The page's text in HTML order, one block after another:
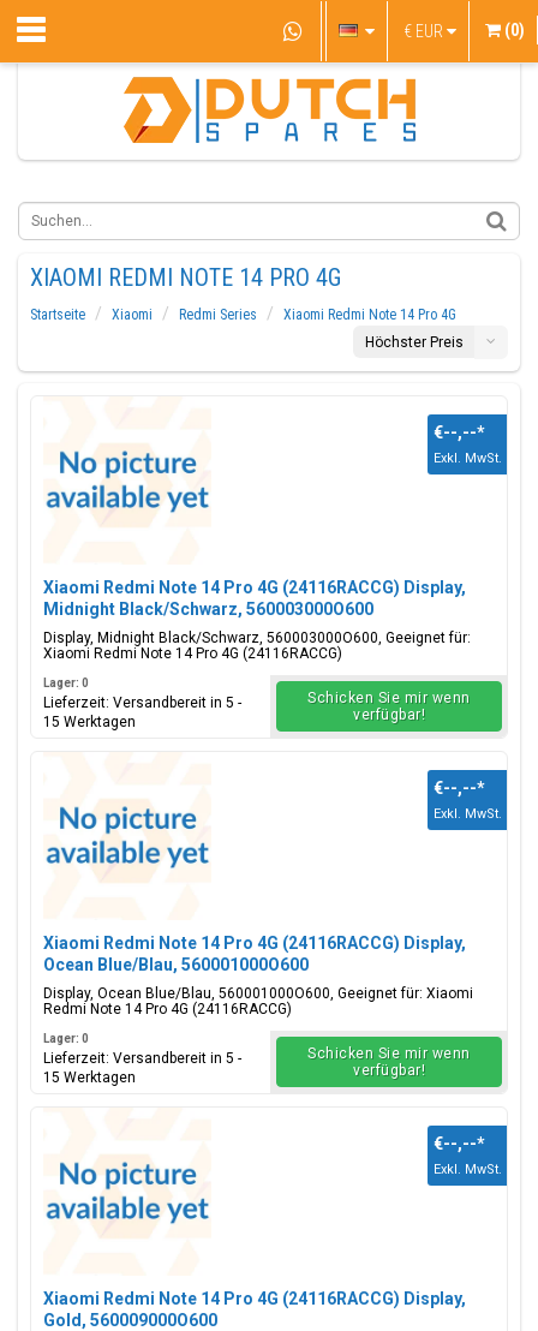
€ EUR (0)
XIAOMI REDMI NOTE 14 PRO 4G
Startseite Xiaomi Redmi Series
Xiaomi Redmi Note 14 Pro 4G
Höchster Preis
Xiaomi Redmi Note 14 Pro 4G (24116RACCG) Display,
Midnight Black/Schwarz, 560003000O600
Display, Midnight Black/Schwarz, 560003000O600, Geeignet für:
Xiaomi Redmi Note 14 Pro 4G (24116RACCG)
€--,--*
Exkl. MwSt.
Lager: 0
Lieferzeit: Versandbereit in 5 -
15 Werktagen
Schicken Sie mir wenn
verfügbar!
Xiaomi Redmi Note 14 Pro 4G (24116RACCG) Display,
Ocean Blue/Blau, 560001000O600
Display, Ocean Blue/Blau, 560001000O600, Geeignet für: Xiaomi
Redmi Note 14 Pro 4G (24116RACCG)
€--,--*
Exkl. MwSt.
Lager: 0
Lieferzeit: Versandbereit in 5 -
15 Werktagen
Schicken Sie mir wenn
verfügbar!
Xiaomi Redmi Note 14 Pro 4G (24116RACCG) Display,
Gold, 560009000O600
€--,--*
Exkl. MwSt.